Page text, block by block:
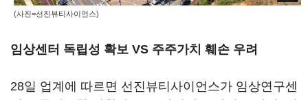
(사진=선진뷰티사이언스)
임상센터 독립성 확보 VS 주주가치 훼손 우려
28일 업계에 따르면 선진뷰티사이언스가 임상연구센